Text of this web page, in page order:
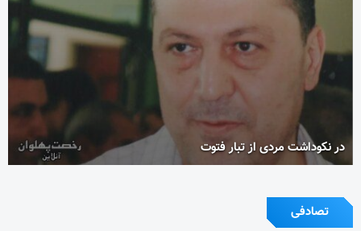
در نکوداشت مردی از تبار فتوت
تصادفی